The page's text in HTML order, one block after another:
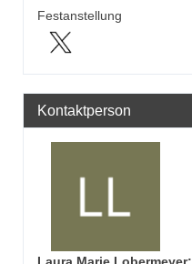
Festanstellung
Kontaktperson